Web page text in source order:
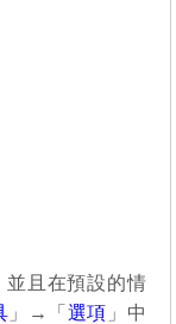
並且在預設的情
」→「 選項 」中